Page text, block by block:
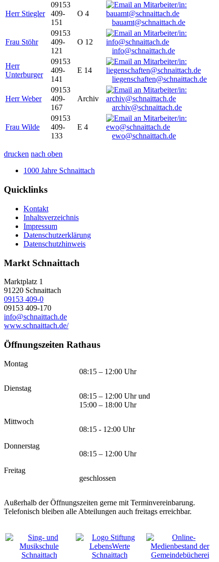
Herr Stiegler
09153
409-
151
O 4
bauamt@schnaittach.de
Frau Stöhr
09153
409-
121
O 12
info@schnaittach.de
Herr
Unterburger
09153
409-
141
E 14
liegenschaften@schnaittach.de
Herr Weber
09153
409-
167
Archiv
archiv@schnaittach.de
Frau Wilde
09153
409-
133
E 4
ewo@schnaittach.de
drucken nach oben
1000 Jahre Schnaittach
Quicklinks
Kontakt
Inhaltsverzeichnis
Impressum
Datenschutzerklärung
Datenschutzhinweis
Markt Schnaittach
Marktplatz 1
91220 Schnaittach
09153 409-0
09153 409-170
info@schnaittach.de
www.schnaittach.de/
Öffnungszeiten Rathaus
Montag
08:15 – 12:00 Uhr
Dienstag
08:15 – 12:00 Uhr und
15:00 – 18:00 Uhr
Mittwoch
08:15 - 12:00 Uhr
Donnerstag
08:15 – 12:00 Uhr
Freitag
geschlossen
Außerhalb der Öffnungszeiten gerne mit Terminvereinbarung.
Telefonisch bleiben alle Abteilungen auch freitags erreichbar.